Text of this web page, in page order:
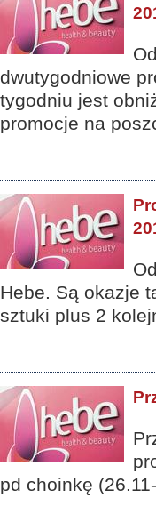
dwutygodniowe
tygodniu jest
promocje na
Hebe. Są okazje
sztuki plus 2
pd choinkę